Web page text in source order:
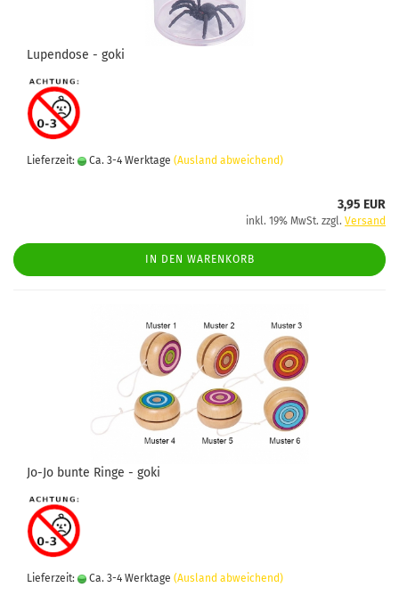
Lupendose - goki
Lieferzeit: Ca. 3-4 Werktage (Ausland abweichend)
3,95 EUR
inkl. 19% MwSt. zzgl. Versand
IN DEN WARENKORB
Jo-Jo bunte Ringe - goki
Lieferzeit: Ca. 3-4 Werktage (Ausland abweichend)